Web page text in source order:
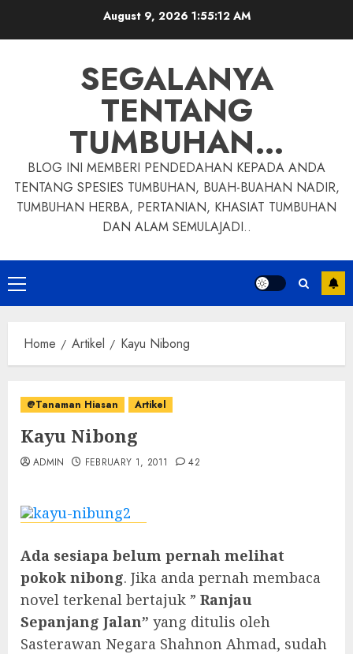
August 9, 2026 1:55:13 AM
SEGALANYA
TENTANG
TUMBUHAN…
BLOG INI MEMBERI PENDEDAHAN KEPADA ANDA
TENTANG SPESIES TUMBUHAN, BUAH-BUAHAN NADIR,
TUMBUHAN HERBA, PERTANIAN, KHASIAT TUMBUHAN
DAN ALAM SEMULAJADI..
Primary
Menu
Home Artikel Kayu Nibong
@Tanaman Hiasan Artikel
Kayu Nibong
ADMIN FEBRUARY 1, 2011 42
Ada sesiapa belum pernah melihat
pokok nibong. Jika anda pernah membaca
novel terkenal bertajuk ” Ranjau
Sepanjang Jalan” yang ditulis oleh
Sasterawan Negara Shahnon Ahmad, sudah